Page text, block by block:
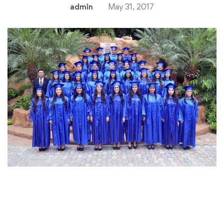
admin May 31, 2017